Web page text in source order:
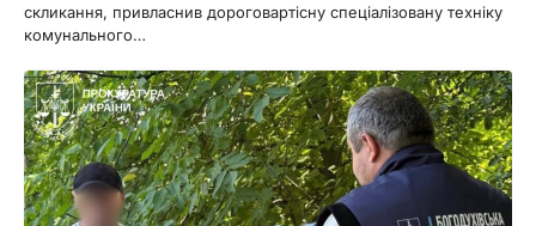
скликання, привласнив дороговартісну спеціалізовану техніку
комунального…